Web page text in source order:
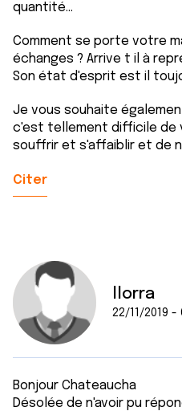
quantité...
Comment se porte votre
échanges ? Arrive t il à
Son état d'esprit est il
Je vous souhaite
c'est tellement difficile de
souffrir et s'affaiblir et de
Citer
llorra
22/11/2019 -
Bonjour Chateaucha
Désolée de n'avoir pu